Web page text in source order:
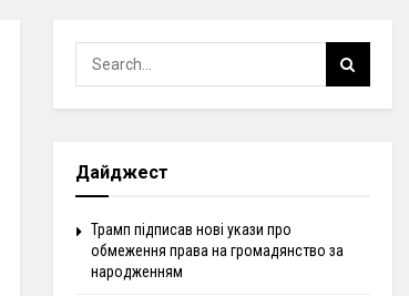
Дайджест
Трамп підписав нові укази про
обмеження права на громадянство за
народженням